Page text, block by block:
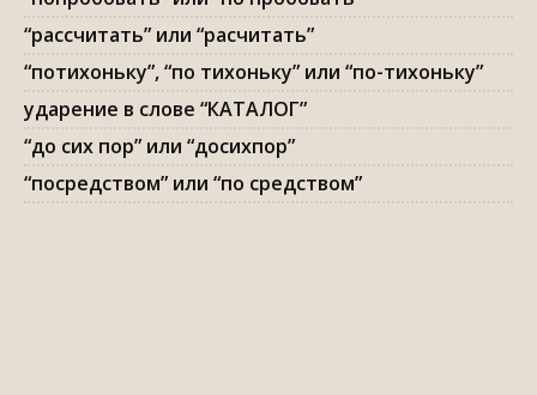
“рассчитать” или “расчитать”
“потихоньку”, “по тихоньку” или “по-тихоньку”
ударение в слове “КАТАЛОГ”
“до сих пор” или “досихпор”
“посредством” или “по средством”